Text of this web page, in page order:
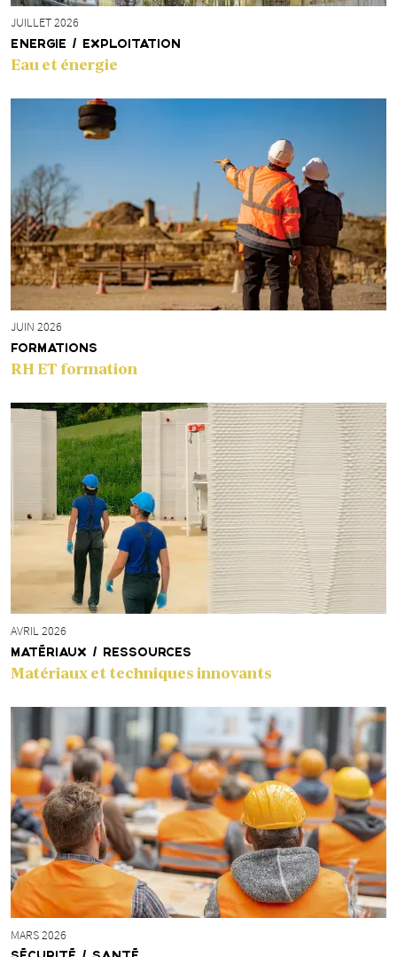
JUILLET 2026
ENERGIE / EXPLOITATION
Eau et énergie
JUIN 2026
FORMATIONS
RH ET formation
AVRIL 2026
MATÉRIAUX / RESSOURCES
Matériaux et techniques innovants
MARS 2026